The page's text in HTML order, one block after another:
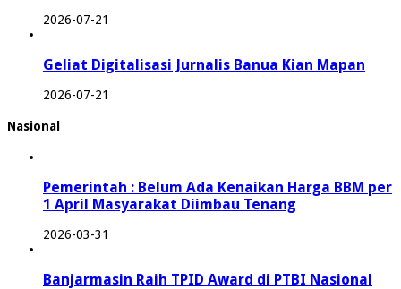
2026-07-21
Geliat Digitalisasi Jurnalis Banua Kian Mapan
2026-07-21
Nasional
Pemerintah : Belum Ada Kenaikan Harga BBM per
1 April Masyarakat Diimbau Tenang
2026-03-31
Banjarmasin Raih TPID Award di PTBI Nasional